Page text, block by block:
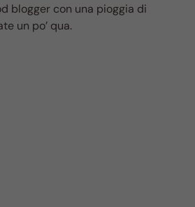
blogger con una pioggia di
un po’ qua.